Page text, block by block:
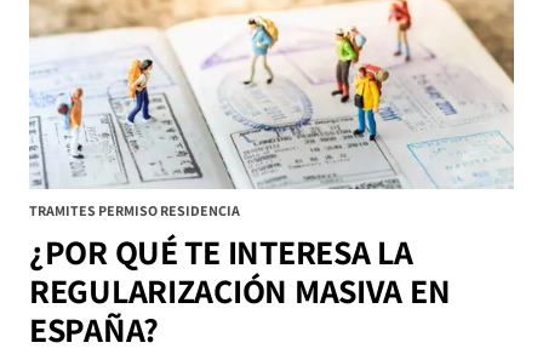
TRAMITES PERMISO RESIDENCIA
¿POR QUÉ TE INTERESA LA
REGULARIZACIÓN MASIVA EN
ESPAÑA?